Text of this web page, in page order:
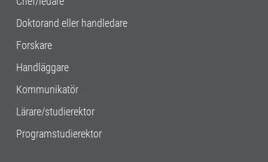
Doktorand eller handledare
Forskare
Handläggare
Kommunikatör
Lärare/studierektor
Programstudierektor